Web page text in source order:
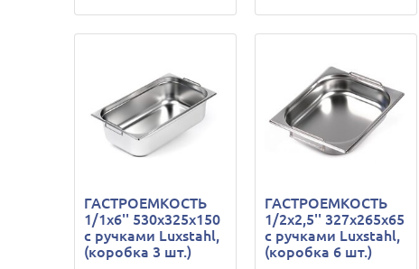
ГАСТРОЕМКОСТЬ
1/1х6'' 530х325х150
с ручками Luxstahl,
(коробка 3 шт.)
ГАСТРОЕМКОСТЬ
1/2х2,5'' 327х265х65
с ручками Luxstahl,
(коробка 6 шт.)